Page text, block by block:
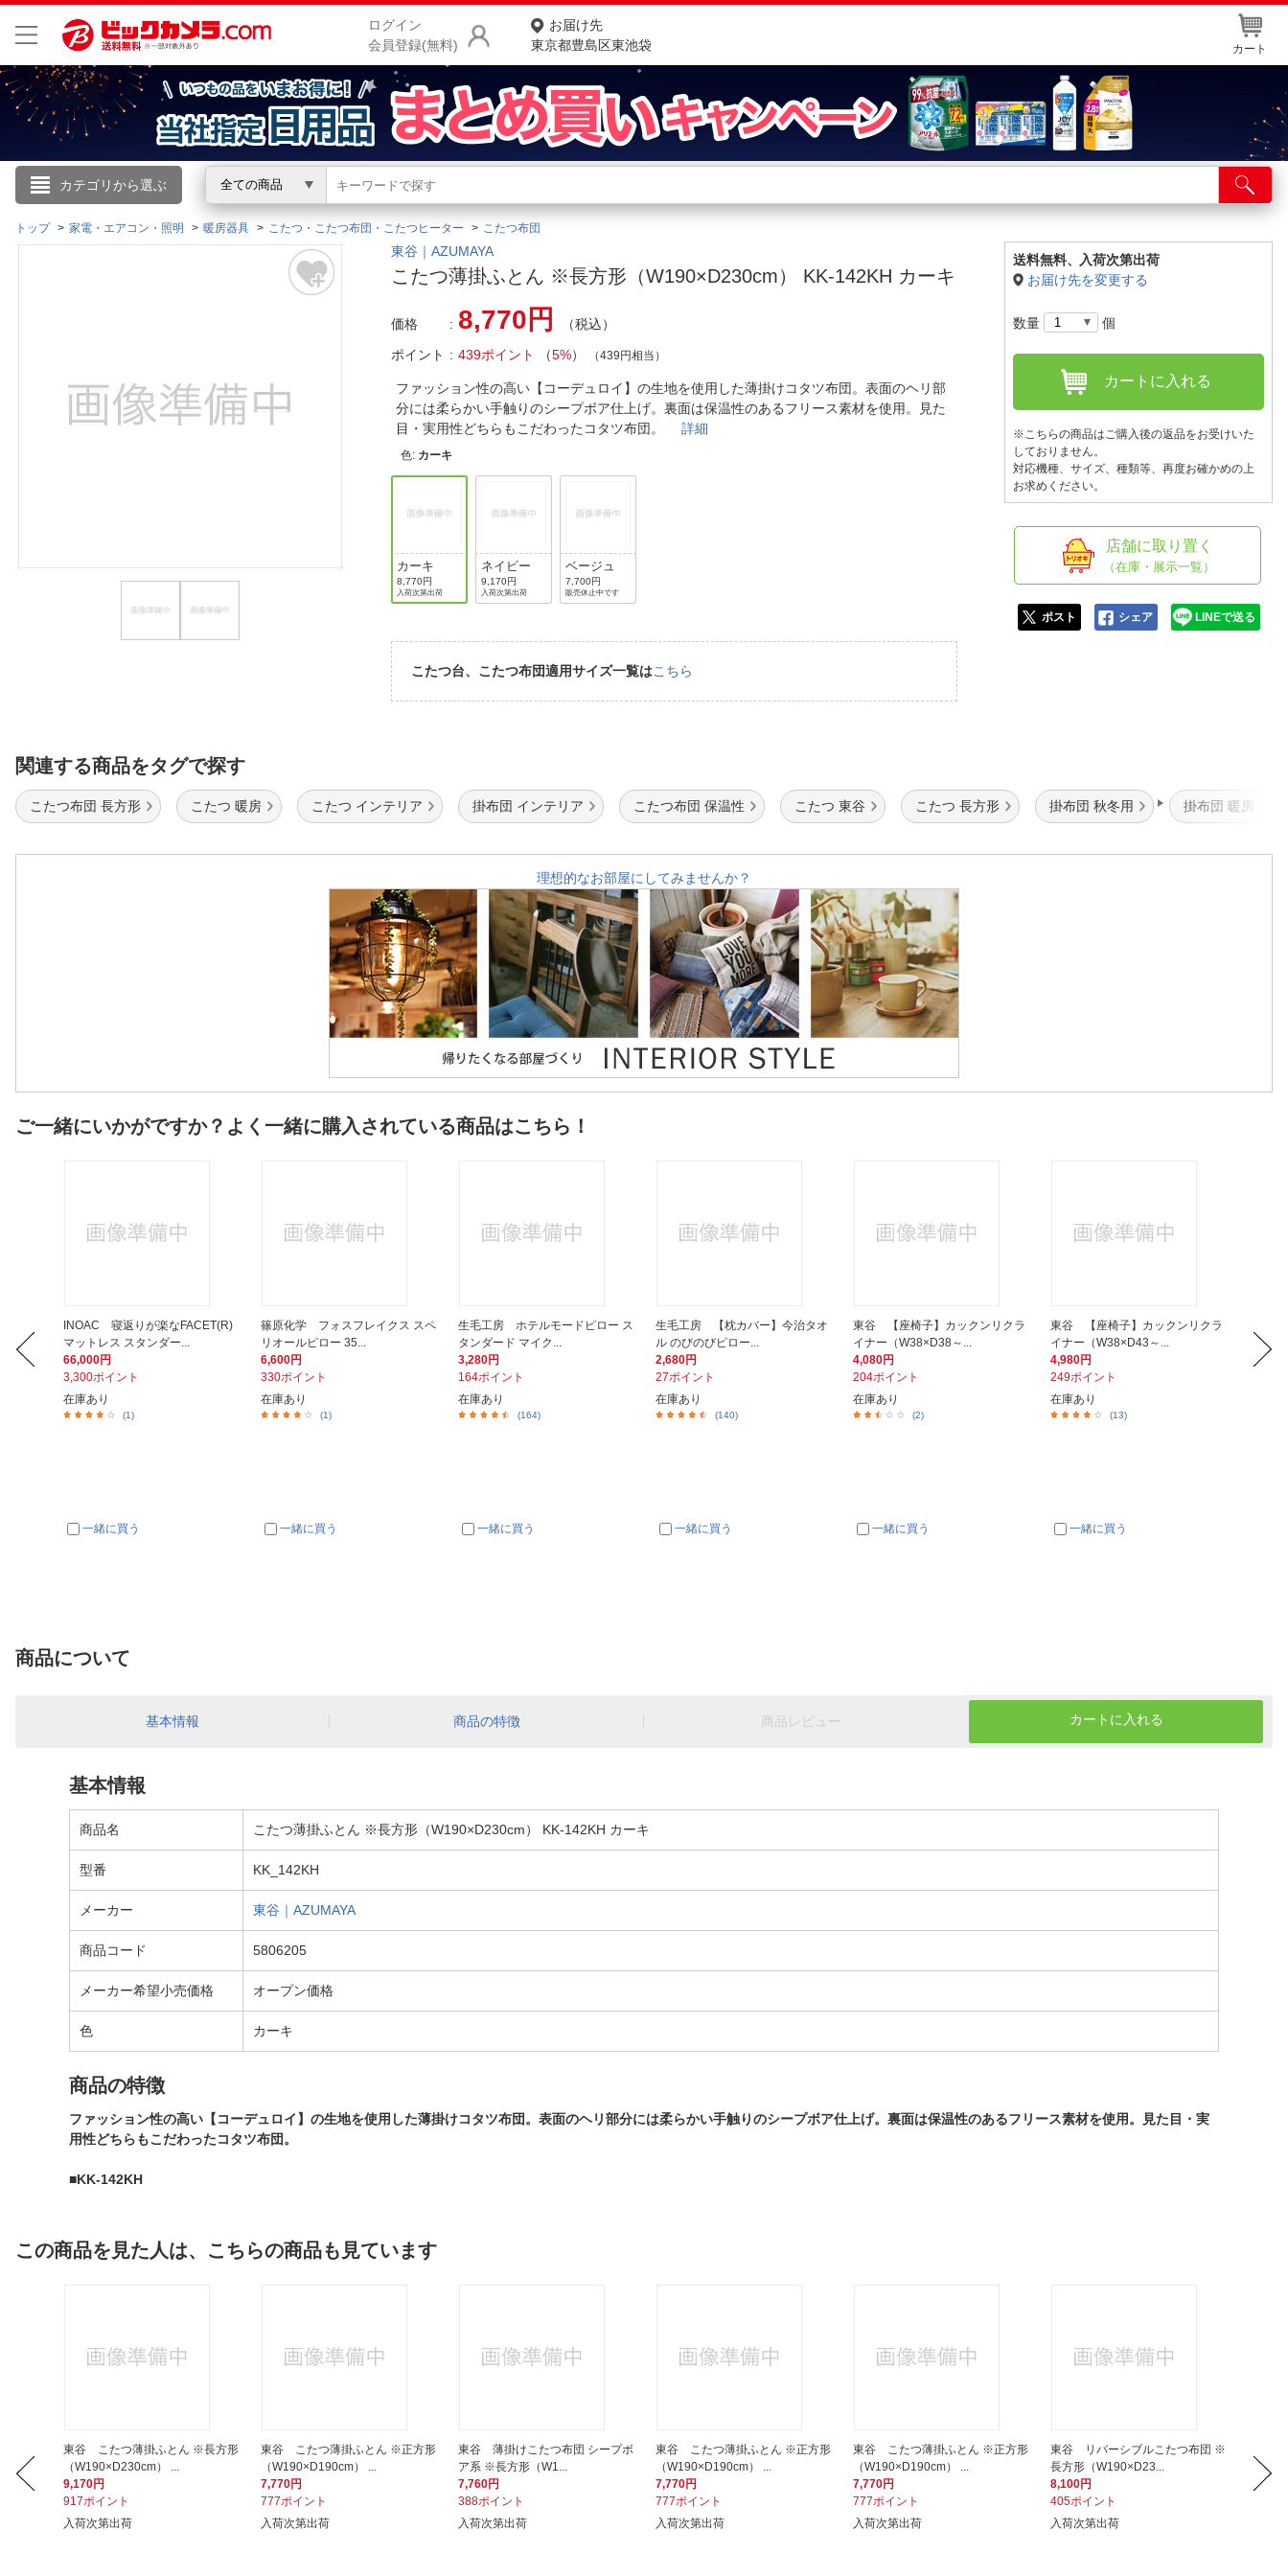
ログイン
会員登録(無料)
お届け先
東京都豊島区東池袋
カート
カテゴリから選ぶ 全ての商品
こんにちは
ログイン
閲覧履歴
商品をさがす
ランキングからさがす
お客様サポート
ご利用ガイド
ご利用規約
店舗サービス
ネット取り置き
店舗情報・店舗一覧
トップ 家電・エアコン・照明 暖房器具 こたつ・こたつ布団・こたつヒーター こたつ布団
東谷｜AZUMAYA
こたつ薄掛ふとん ※長方形（W190×D230cm） KK-142KH カーキ
価格 8,770円
（税込）
ポイント
439ポイント （5%） （439円相当）
ファッション性の高い【コーデュロイ】の生地を使用した薄掛けコタツ布団。表面のヘリ部
分には柔らかい手触りのシープボア仕上げ。裏面は保温性のあるフリース素材を使用。見た
目・実用性どちらもこだわったコタツ布団。詳細
色: カーキ
カーキ
8,770円
入荷次第出荷
ネイビー
9,170円
入荷次第出荷
ベージュ
7,700円
販売休止中です
こたつ台、こたつ布団適用サイズ一覧はこちら
送料無料、
入荷次第出荷
お届け先を変更する
数量 個
カートに入れる
※こちらの商品はご購入後の返品をお受けいた
しておりません。
対応機種、サイズ、種類等、再度お確かめの上
お求めください。
店舗に取り置く
（在庫・展示一覧）
ポスト シェア LINEで送る
関連する商品をタグで探す
こたつ布団 長方形 こたつ 暖房 こたつ インテリア 掛布団 インテリア こたつ布団 保温性 こたつ 東谷 こたつ 長方形 掛布団 秋冬用 掛布団 暖房
理想的なお部屋にしてみませんか？
ご一緒にいかがですか？よく一緒に購入されている商品はこちら！
INOAC 寝返りが楽なFACET(R)
マットレス スタンダー...
66,000円
3,300ポイント
在庫あり
(1)
一緒に買う
篠原化学 フォスフレイクス スペ
リオールピロー 35...
6,600円
330ポイント
在庫あり
(1)
一緒に買う
生毛工房 ホテルモードピロー ス
タンダード マイク...
3,280円
164ポイント
在庫あり
(164)
一緒に買う
生毛工房 【枕カバー】今治タオ
ル のびのびピロー...
2,680円
27ポイント
在庫あり
(140)
一緒に買う
東谷 【座椅子】カックンリクラ
イナー（W38×D38～...
4,080円
204ポイント
在庫あり
(2)
一緒に買う
東谷 【座椅子】カックンリクラ
イナー（W38×D43～...
4,980円
249ポイント
在庫あり
(13)
一緒に買う
シス
6,380円
商品について
カートに入れる
基本情報 商品の特徴 商品レビュー
基本情報
商品名 こたつ薄掛ふとん ※長方形（W190×D230cm） KK-142KH カーキ
型番 KK_142KH
メーカー 東谷｜AZUMAYA
商品コード 5806205
メーカー希望小売価格 オープン価格
色 カーキ
商品の特徴
ファッション性の高い【コーデュロイ】の生地を使用した薄掛けコタツ布団。表面のヘリ部分には柔らかい手触りのシープボア仕上げ。裏面は保温性のあるフリース素材を使用。見た目・実
用性どちらもこだわったコタツ布団。
■KK-142KH
この商品を見た人は、こちらの商品も見ています
東谷 こたつ薄掛ふとん ※長方形
（W190×D230cm） ...
9,170円
917ポイント
入荷次第出荷
東谷 こたつ薄掛ふとん ※正方形
（W190×D190cm） ...
7,770円
777ポイント
入荷次第出荷
東谷 薄掛けこたつ布団 シープボ
ア系 ※長方形（W1...
7,760円
388ポイント
入荷次第出荷
東谷 こたつ薄掛ふとん ※正方形
（W190×D190cm） ...
7,770円
777ポイント
入荷次第出荷
東谷 こたつ薄掛ふとん ※正方形
（W190×D190cm） ...
7,770円
777ポイント
入荷次第出荷
東谷 リバーシブルこたつ布団 ※
長方形（W190×D23...
8,100円
405ポイント
入荷次第出荷
ア系
7,760円